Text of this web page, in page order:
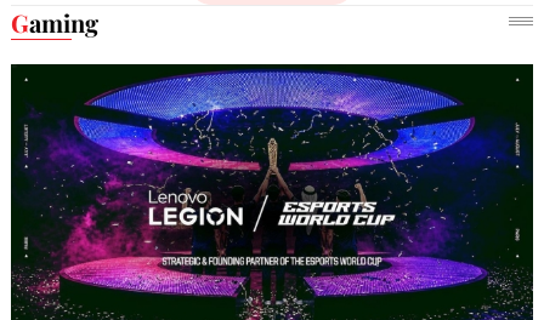
Gaming